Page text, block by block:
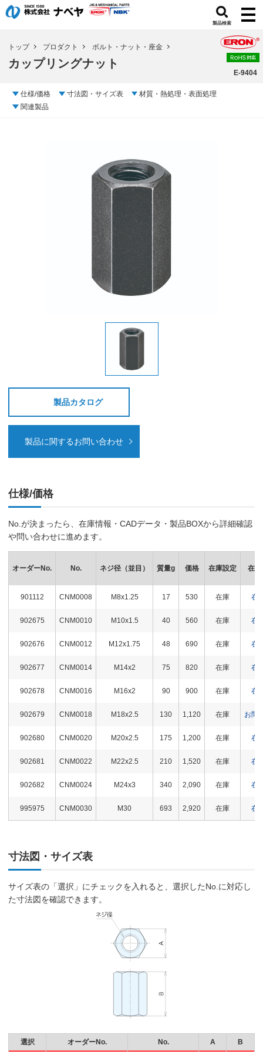
製品検索
トップ プロダクト ボルト・ナット・座金
カップリングナット
E-9404
仕様/価格 寸法図・サイズ表
材質・熱処理・表面処理
関連製品
製品カタログ
製品に関するお問い合わせ
仕様/価格
No.が決まったら、在庫情報・CADデータ・製品BOXから詳細確認
や問い合わせに進めます。
オーダーNo. No. ネジ径（並目） 質量g 価格 在庫設定 在
901112 CNM0008 M8x1.25 17 530 在庫 在
902675 CNM0010 M10x1.5 40 560 在庫 在
902676 CNM0012 M12x1.75 48 690 在庫 在
902677 CNM0014 M14x2 75 820 在庫 在
902678 CNM0016 M16x2 90 900 在庫 在
902679 CNM0018 M18x2.5 130 1,120 在庫 お問
902680 CNM0020 M20x2.5 175 1,200 在庫 在
902681 CNM0022 M22x2.5 210 1,520 在庫 在
902682 CNM0024 M24x3 340 2,090 在庫 在
995975 CNM0030 M30 693 2,920 在庫 在
寸法図・サイズ表
サイズ表の「選択」にチェックを入れると、選択したNo.に対応し
た寸法図を確認できます。
選択 オーダーNo. No. A B